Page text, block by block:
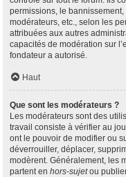
permissions, le
modérateurs, etc., selon les
attribuées aux autres
capacités de modération sur
fondateur a autorisé.
Haut
Que sont les modérateurs ?
Les modérateurs sont des
travail consiste à vérifier au
ont le pouvoir de modifier ou
déverrouiller, déplacer,
modèrent. Généralement, les
partent en hors-sujetou